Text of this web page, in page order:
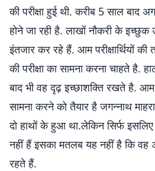
की परीक्षा हुई थी. करीब 5 साल बाद
होने जा रही है. लाखों नौकरी के इच्छुक
इंतजार कर रहे हैं. आम परीक्षार्थियों की
की परीक्षा का सामना करना चाहते है.
बाद भी वह दृढ़ इच्छाशक्ति रखते है. आम
सामना करने को तैयार है जगन्नाथ
दो हाथों के हुआ था.लेकिन सिर्फ
नहीं हैं इसका मतलब यह नहीं है कि वह
रहते हैं.